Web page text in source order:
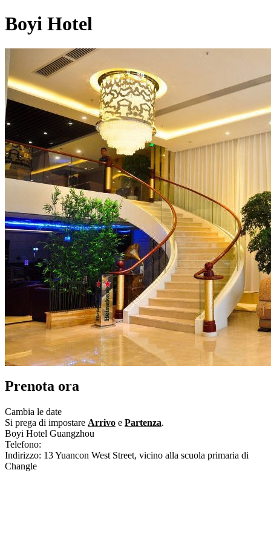
Boyi Hotel
Prenota ora
Cambia le date
Si prega di impostare Arrivo e Partenza.
Boyi Hotel Guangzhou
Telefono:
Indirizzo: 13 Yuancon West Street, vicino alla scuola primaria di
Changle